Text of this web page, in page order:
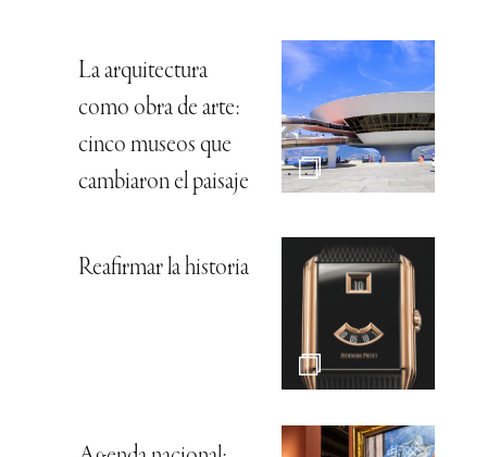
La arquitectura
como obra de arte:
cinco museos que
cambiaron el paisaje
Reafirmar la historia